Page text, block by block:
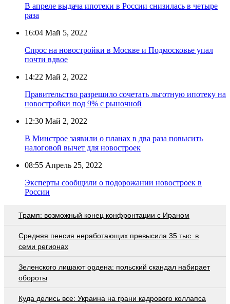
В апреле выдача ипотеки в России снизилась в четыре
раза
16:04 Май 5, 2022
Спрос на новостройки в Москве и Подмосковье упал
почти вдвое
14:22 Май 2, 2022
Правительство разрешило сочетать льготную ипотеку на
новостройки под 9% с рыночной
12:30 Май 2, 2022
В Минстрое заявили о планах в два раза повысить
налоговой вычет для новостроек
08:55 Апрель 25, 2022
Эксперты сообщили о подорожании новостроек в
России
Трамп: возможный конец конфронтации с Ираном
Средняя пенсия неработающих превысила 35 тыс. в
семи регионах
Зеленского лишают ордена: польский скандал набирает
обороты
Куда делись все: Украина на грани кадрового коллапса